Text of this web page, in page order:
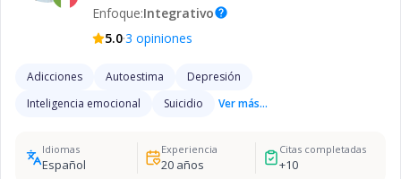
Enfoque:Integrativohelp
5.0·3 opiniones
Adicciones Autoestima
Depresión
Inteligencia emocional
Suicidio Ver más...
Idiomas
Español
Experiencia
20años
Citas completadas
+10